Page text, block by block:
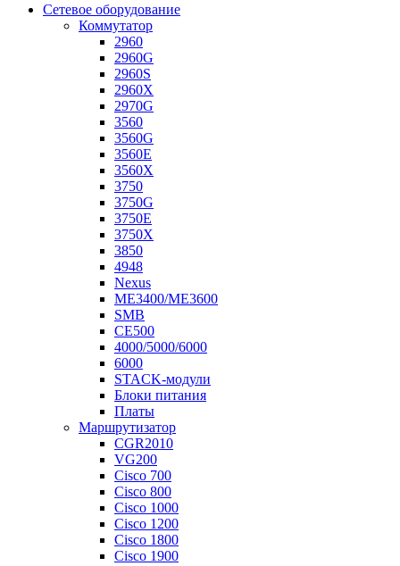
Сетевое оборудование
Коммутатор
2960
2960G
2960S
2960X
2970G
3560
3560G
3560E
3560X
3750
3750G
3750E
3750X
3850
4948
Nexus
ME3400/ME3600
SMB
CE500
4000/5000/6000
6000
STACK-модули
Блоки питания
Платы
Маршрутизатор
CGR2010
VG200
Cisco 700
Cisco 800
Cisco 1000
Cisco 1200
Cisco 1800
Cisco 1900